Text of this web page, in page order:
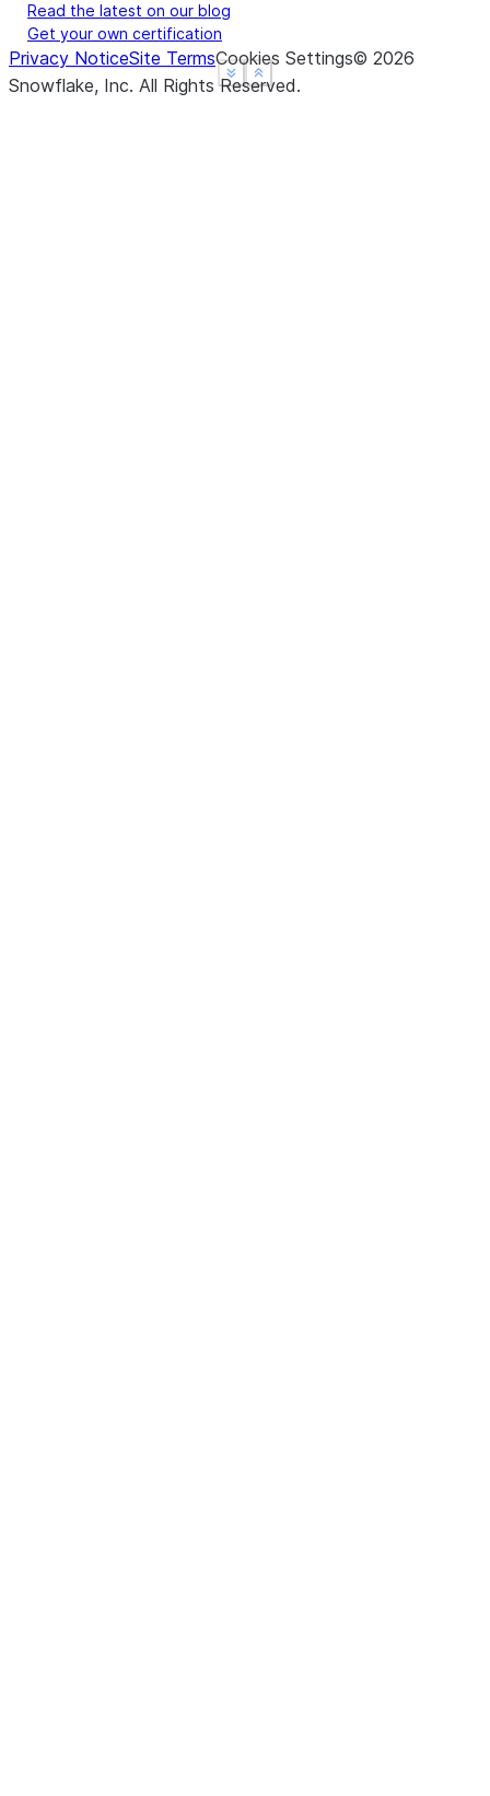
Show less
See more
Show less
See more
Read the latest on our blog
Get your own certification
Privacy NoticeSite TermsCookies Settings© 2026
Snowflake, Inc. All Rights Reserved.